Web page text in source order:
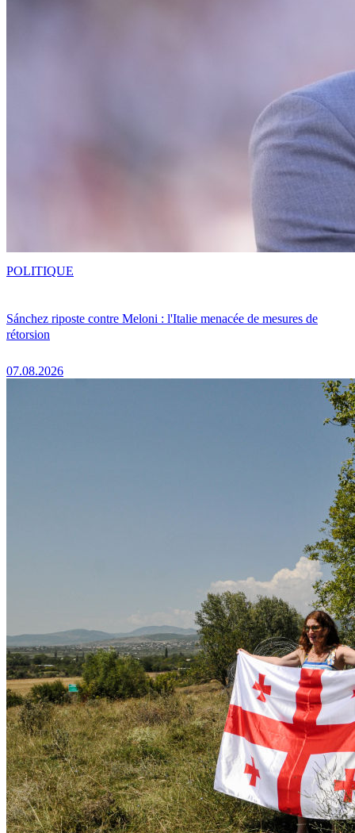
Sánchez riposte contre Meloni : l'Italie menacée de mesures de
rétorsion
07.08.2026
POLITIQUE